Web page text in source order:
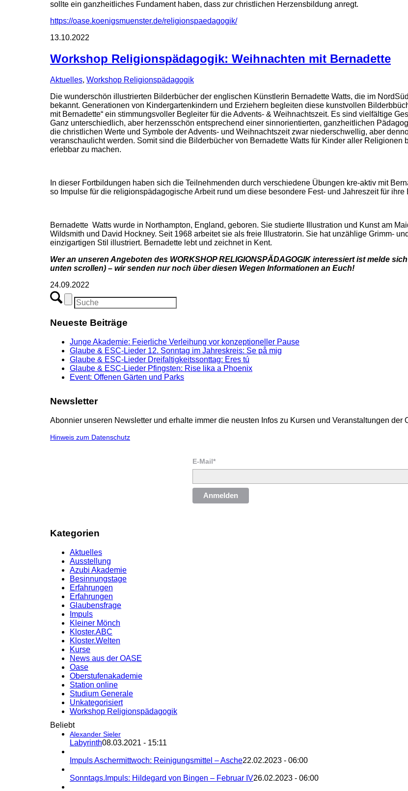
sollte ein ganzheitliches Fundament haben, dass zur christlichen Herzensbildung anregt.
https://oase.koenigsmuenster.de/religionspaedagogik/
13.10.2022
Workshop Religionspädagogik: Weihnachten mit Bernadette
Aktuelles, Workshop Religionspädagogik
Die wunderschön illustrierten Bilderbücher der englischen Künstlerin Bernadette Watts, die im
bekannt. Generationen von Kindergartenkindern und Erziehern begleiten diese kunstvollen
mit Bernadette“ ein stimmungsvoller Begleiter für die Advents- & Weihnachtszeit. Es sind vielfältige
Ganz unterschiedlich, aber herzensschön entsprechend einer sinnorientierten, ganzheitlichen
die christlichen Werte und Symbole der Advents- und Weihnachtszeit zwar niederschwellig, aber
veranschaulicht werden. Somit sind die Bilderbücher von Bernadette Watts für Kinder aller Religionen
erlebbar zu machen.
In dieser Fortbildungen haben sich die Teilnehmenden durch verschiedene Übungen kre-aktiv mit
so Impulse für die religionspädagogische Arbeit rund um diese besondere Fest- und Jahreszeit für
Bernadette Watts wurde in Northampton, England, geboren. Sie studierte Illustration und Kunst am
Wildsmith und David Hockney. Seit 1968 arbeitet sie als freie Illustratorin. Sie hat unzählige Grimm-
einzigartigen Stil illustriert. Bernadette lebt und zeichnet in Kent.
Wer an unseren Angeboten des WORKSHOP RELIGIONSPÄDAGOGIK interessiert ist melde
unten scrollen) – wir senden nur noch über diesen Wegen Informationen an Euch!
24.09.2022
Neueste Beiträge
Junge Akademie: Feierliche Verleihung vor konzeptioneller Pause
Glaube & ESC-Lieder 12. Sonntag im Jahreskreis: Se på mig
Glaube & ESC-Lieder Dreifaltigkeitssonttag: Eres tú
Glaube & ESC-Lieder Pfingsten: Rise lika a Phoenix
Event: Offenen Gärten und Parks
Newsletter
Abonnier unseren Newsletter und erhalte immer die neusten Infos zu Kursen und Veranstaltungen der
Hinweis zum Datenschutz
E-Mail*
Anmelden
Kategorien
Aktuelles
Ausstellung
Azubi Akademie
Besinnungstage
Erfahrungen
Erfahrungen
Glaubensfrage
Impuls
Kleiner Mönch
Kloster.ABC
Kloster.Welten
Kurse
News aus der OASE
Oase
Oberstufenakademie
Station online
Studium Generale
Unkategorisiert
Workshop Religionspädagogik
Beliebt
Alexander Sieler
Labyrinth08.03.2021 - 15:11
Impuls Aschermittwoch: Reinigungsmittel – Asche22.02.2023 - 06:00
Sonntags.Impuls: Hildegard von Bingen – Februar IV26.02.2023 - 06:00